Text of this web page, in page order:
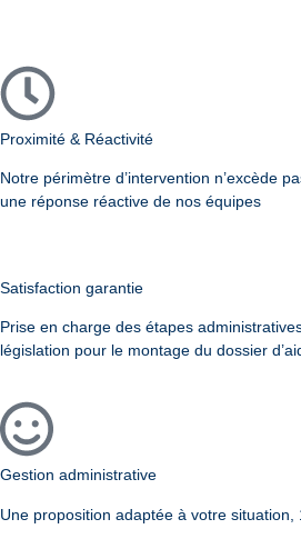
Proximité & Réactivité
Notre périmètre d’intervention n’excède
une réponse réactive de nos équipes
Satisfaction garantie
Prise en charge des étapes
législation pour le montage du dossier
Gestion administrative
Une proposition adaptée à votre situation,